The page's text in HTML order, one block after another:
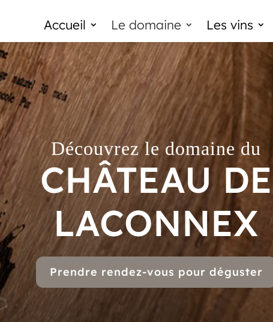
Accueil Le domaine Les vins
Découvrez le domaine du
CHÂTEAU DE
LACONNEX
Prendre rendez-vous pour déguster